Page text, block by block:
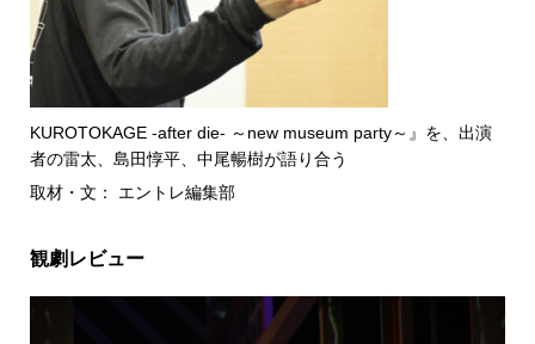
KUROTOKAGE -after die- ～new museum party～』を、出演
者の雷太、島田惇平、中尾暢樹が語り合う
取材・文： エントレ編集部
観劇レビュー